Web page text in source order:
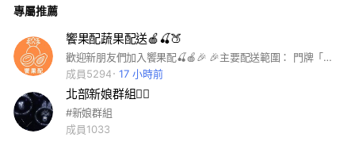
專屬推薦
饗果配蔬果配送🍎🍒🍑
歡迎新朋友們加入饗果配🍒🍎🎉 🎉主要配送範圍： 門牌「新莊區」即滿$300免運 🎉新莊、泰山、五股、樹林、迴龍 滿$500免運配送 🎉其他雙北地區(有限區域) 滿$799免運配送
成員5294
17 小時前
北部新娘群組🧚‍♀️
#新娘群組
成員1033